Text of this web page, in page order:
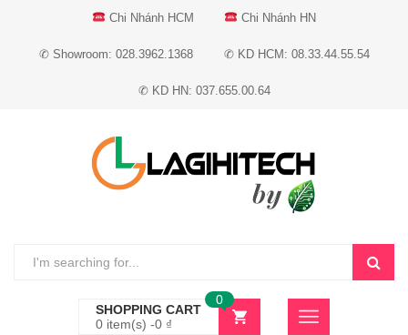
Chi Nhánh HCM Chi Nhánh HN
✆ Showroom: 028.3962.1368 ✆ KD HCM: 08.33.44.55.54
✆ KD HN: 037.655.00.64
SHOPPING CART
0 item(s) -0 ₫
0